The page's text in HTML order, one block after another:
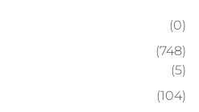
(0)
(748)
(5)
(104)